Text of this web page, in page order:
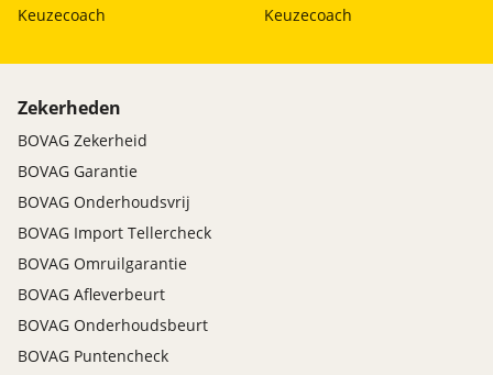
Keuzecoach
Keuzecoach
Zekerheden
BOVAG Zekerheid
BOVAG Garantie
BOVAG Onderhoudsvrij
BOVAG Import Tellercheck
BOVAG Omruilgarantie
BOVAG Afleverbeurt
BOVAG Onderhoudsbeurt
BOVAG Puntencheck